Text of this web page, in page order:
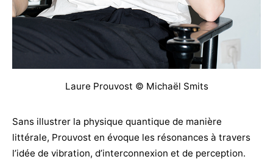
Laure Prouvost © Michaël Smits
Sans illustrer la physique quantique de manière
littérale, Prouvost en évoque les résonances à travers
l’idée de vibration, d’interconnexion et de perception.